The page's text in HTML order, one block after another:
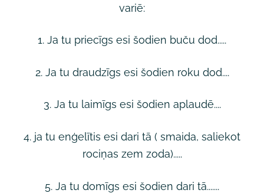
variē:
1. Ja tu priecīgs esi šodien buču dod.....
2. Ja tu draudzīgs esi šodien roku dod....
3. Ja tu laimīgs esi šodien aplaudē....
4. ja tu enģelītis esi dari tā ( smaida, saliekot
rociņas zem zoda).....
5. Ja tu domīgs esi šodien dari tā.......